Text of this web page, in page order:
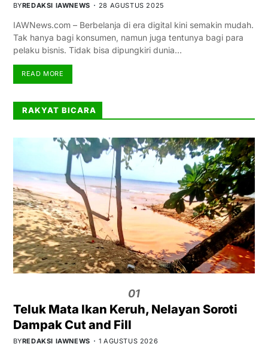
BYREDAKSI IAWNEWS 28 AGUSTUS 2025
IAWNews.com – Berbelanja di era digital kini semakin mudah.
Tak hanya bagi konsumen, namun juga tentunya bagi para
pelaku bisnis. Tidak bisa dipungkiri dunia…
READ MORE
RAKYAT BICARA
01
Teluk Mata Ikan Keruh, Nelayan Soroti
Dampak Cut and Fill
BYREDAKSI IAWNEWS 1 AGUSTUS 2026